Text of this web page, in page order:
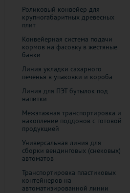
Роликовый конвейер для
крупногабаритных древесных
плит
Конвейерная система подачи
кормов на фасовку в жестяные
банки
Линия укладки сахарного
печенья в упаковки и короба
Линия для ПЭТ бутылок под
напитки
Межэтажная транспортировка и
накопление поддонов с готовой
продукцией
Универсальная линия для
сборки вендинговых (снековых)
автоматов
Транспортировка пластиковых
контейнеров на
автоматизированной линии